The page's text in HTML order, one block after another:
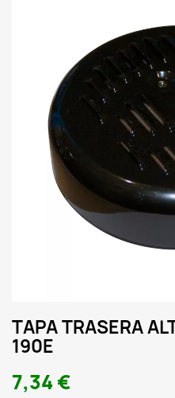
TAPA TRASERA
190E
7,34 €